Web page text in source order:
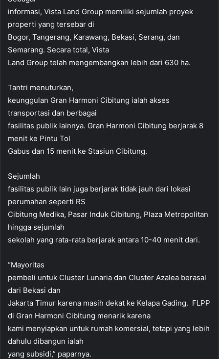
informasi, Vista Land Group memiliki sejumlah proyek
properti yang tersebar di
Bogor, Tangerang, Karawang, Bekasi, Serang, dan
Semarang. Secara total, Vista
Land Group telah mengembangkan lebih dari 630 ha.
Tantri menuturkan,
keunggulan Gran Harmoni Cibitung ialah akses
transportasi dan berbagai
fasilitas publik lainnya. Gran Harmoni Cibitung berjarak 8
menit ke Pintu Tol
Gabus dan 15 menit ke Stasiun Cibitung.
Sejumlah
fasilitas publik lain juga berjarak tidak jauh dari lokasi
perumahan seperti RS
Cibitung Medika, Pasar Induk Cibitung, Plaza Metropolitan
hingga sejumlah
sekolah yang rata-rata berjarak antara 10-40 menit dari.
“Mayoritas
pembeli untuk Cluster Lunaria dan Cluster Azalea berasal
dari Bekasi dan
Jakarta Timur karena masih dekat ke Kelapa Gading. FLPP
di Gran Harmoni Cibitung menarik karena
kami menyiapkan untuk rumah komersial, tetapi yang lebih
dahulu dibangun ialah
yang subsidi,” paparnya.